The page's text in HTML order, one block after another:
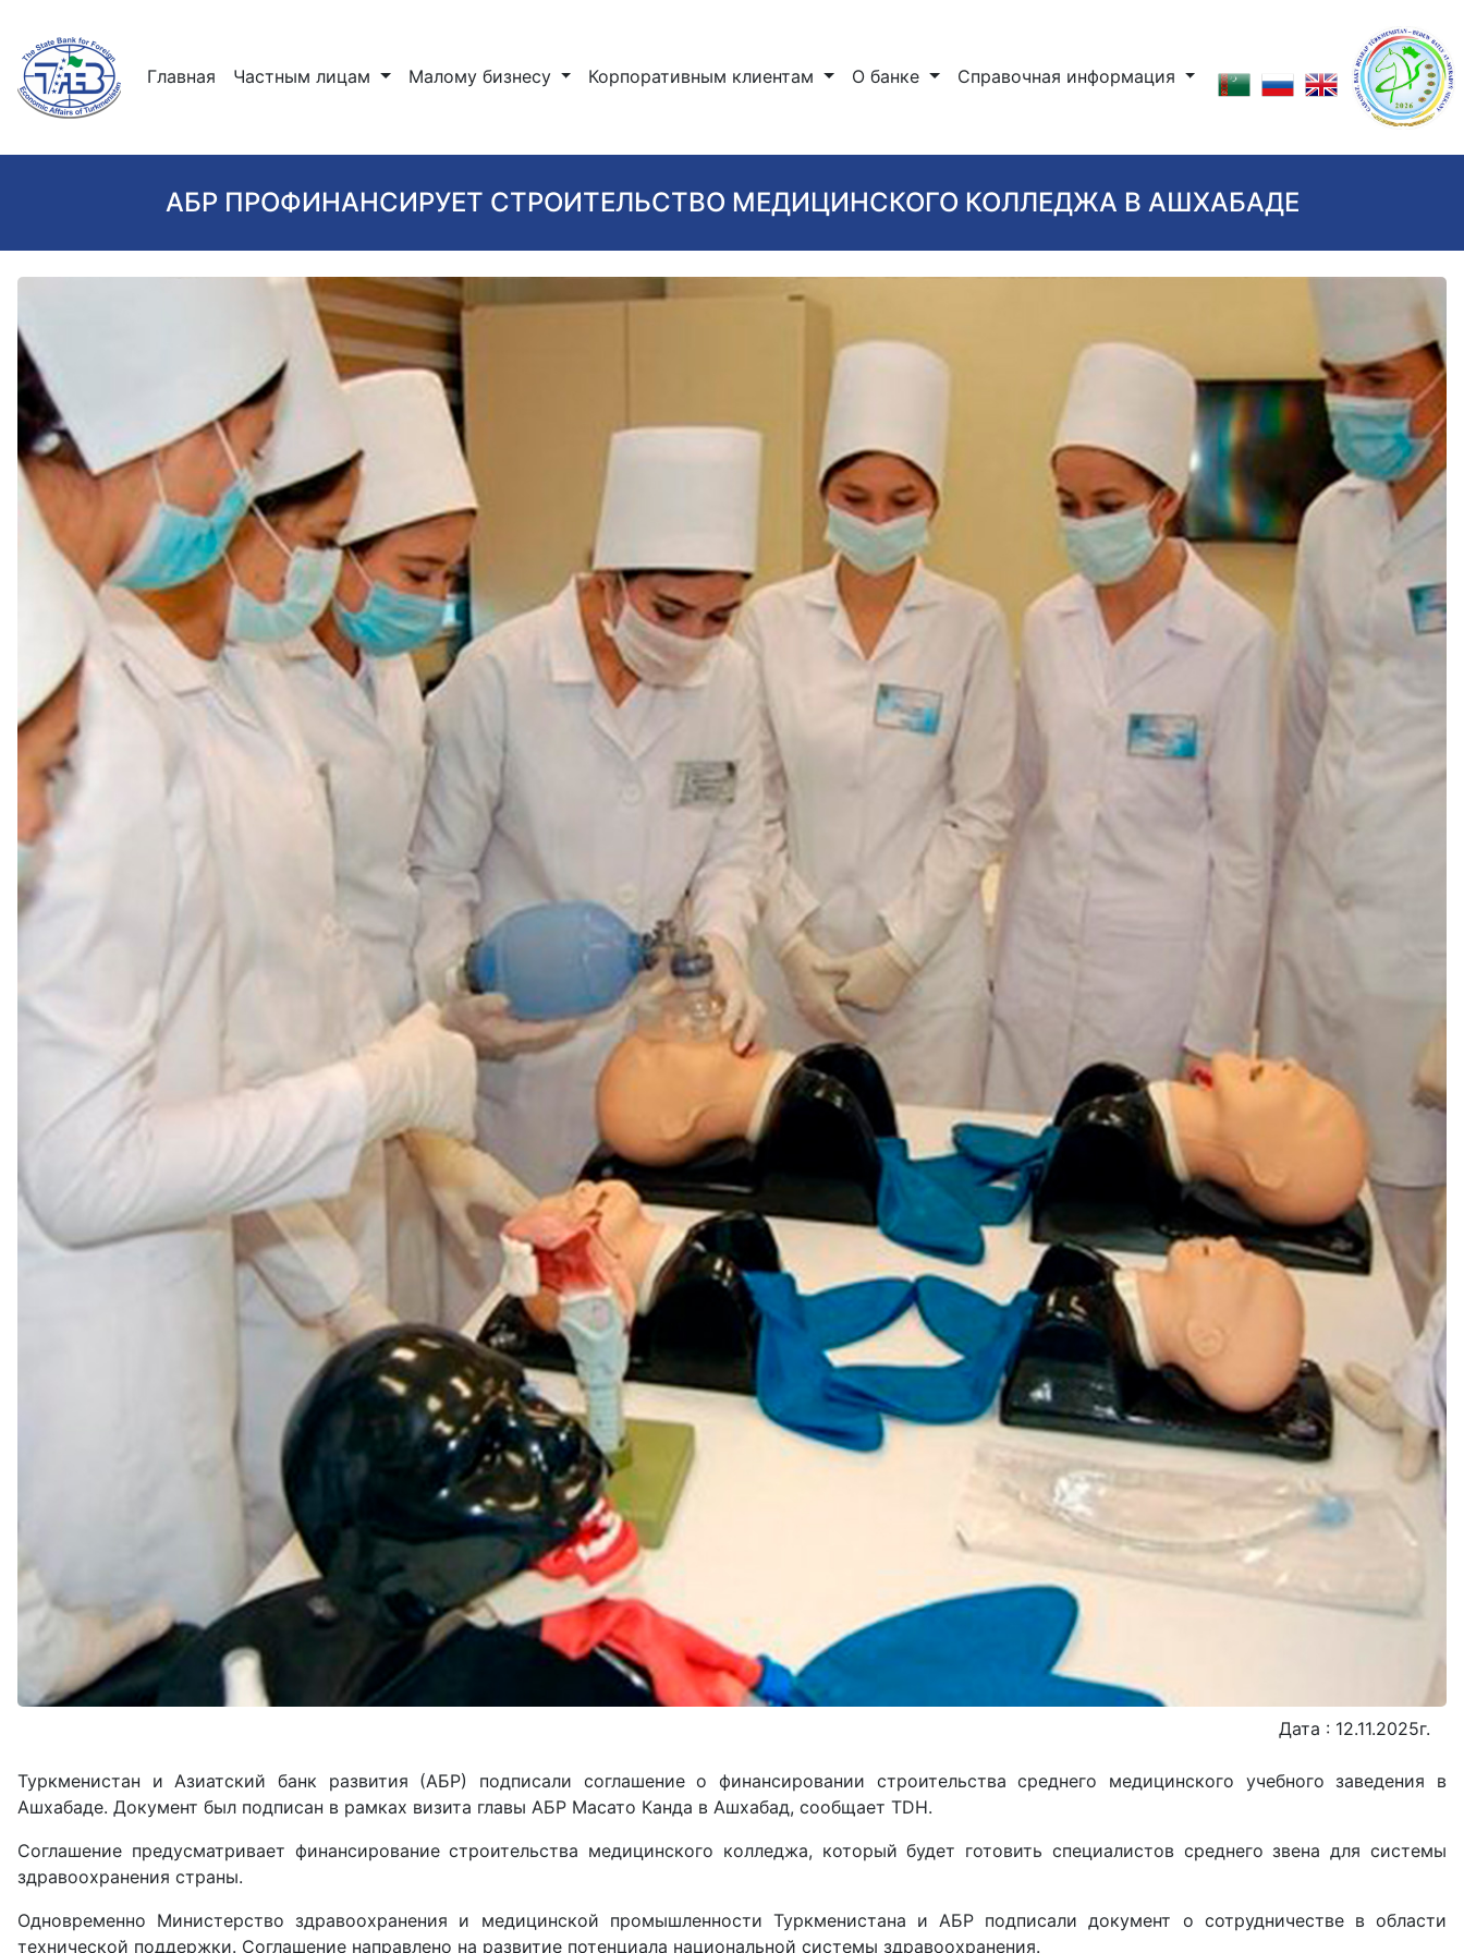
Главная (current)
Частным лицам Малому бизнесу Корпоративным клиентам О банке Справочная информация
АБР ПРОФИНАНСИРУЕТ СТРОИТЕЛЬСТВО МЕДИЦИНСКОГО КОЛЛЕДЖА В АШХАБАДЕ
Дата : 12.11.2025г.
Туркменистан и Азиатский банк развития (АБР) подписали соглашение о финансировании строительства среднего медицинского учебного заведения в
Ашхабаде. Документ был подписан в рамках визита главы АБР Масато Канда в Ашхабад, сообщает TDH.
Соглашение предусматривает финансирование строительства медицинского колледжа, который будет готовить специалистов среднего звена для системы
здравоохранения страны.
Одновременно Министерство здравоохранения и медицинской промышленности Туркменистана и АБР подписали документ о сотрудничестве в области
технической поддержки. Соглашение направлено на развитие потенциала национальной системы здравоохранения.